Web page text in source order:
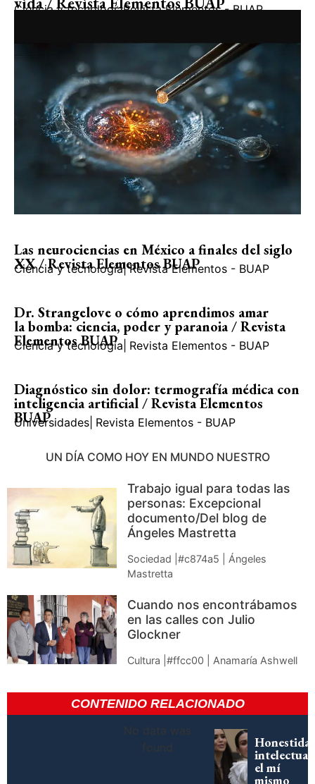
Ciencia y tecnologíaRevista Elementos - BUAP
Las neurociencias en México a finales del siglo
XX / Revista Elementos BUAP
Ciencia y tecnología| Revista Elementos - BUAP
Dr. Strangelove o cómo aprendimos amar
la bomba: ciencia, poder y paranoia / Revista
Elementos BUAP
Ciencia y tecnología Revista Elementos - BUAP
Diagnóstico sin dolor: termografía médica con
inteligencia artificial / Revista Elementos
BUAP
Universidades Revista Elementos - BUAP
UN DÍA COMO HOY EN MUNDO NUESTRO
Trabajo igual para todas las
personas: Excepcional
documento/Del blog de
Ángeles Mastretta
Sociedad |#c874a5 | Ángeles
Mastretta
Cuando nos encontrábamos
en las calles con Julio
Glockner
Cultura |#ffcc00 | Anamaría Ashwell
CONTENIDO RELACIONADO
No data was
found
intelectual:
el mí
mismo